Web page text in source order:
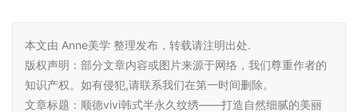
本文由 Anne美学 整理发布，转载请注明出处.
版权声明：部分文章内容或图片来源于网络，我们尊重作者的
知识产权。如有侵犯,请联系我们在第一时间删除。
文章标题：顺德vivi韩式半永久纹绣——打造自然细腻的美丽